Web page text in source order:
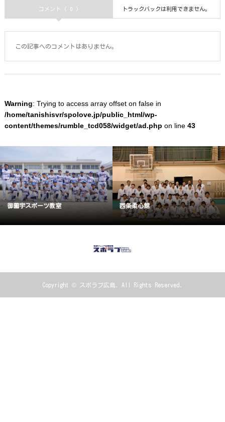
コメント ( 0 ) トラックバックは利用できません。
この記事へのコメントはありません。
Warning: Trying to access array offset on false in
/home/tanishisvr/spolove.jp/public_html/wp-
content/themes/rumble_tcd058/widget/ad.php on line43
御薗宇スポーツ教室 西条柔心館
Copyright ©スポラブ広島. All Rights Reserved.